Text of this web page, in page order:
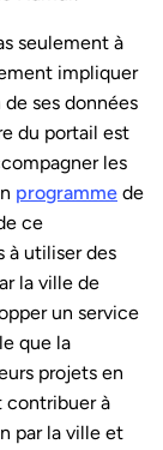
seulement à
impliquer
ses données
du portail est
les
programme de
ce
à utiliser des
la ville de
un service
que la
projets en
contribuer à
par la ville et